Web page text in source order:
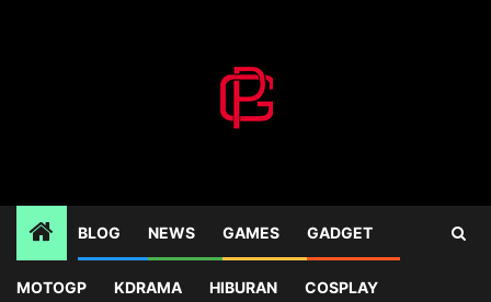
BLOG NEWS GAMES GADGET
MOTOGP KDRAMA HIBURAN COSPLAY
Home Blog Palworld